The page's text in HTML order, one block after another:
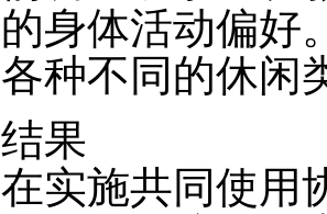
的身体活动偏好
各种不同的休闲
结果
在实施共同使用